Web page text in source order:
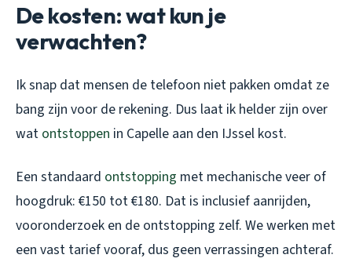
De kosten: wat kun je
verwachten?
Ik snap dat mensen de telefoon niet pakken omdat ze
bang zijn voor de rekening. Dus laat ik helder zijn over
wat ontstoppen in Capelle aan den IJssel kost.
Een standaard ontstopping met mechanische veer of
hoogdruk: €150 tot €180. Dat is inclusief aanrijden,
vooronderzoek en de ontstopping zelf. We werken met
een vast tarief vooraf, dus geen verrassingen achteraf.